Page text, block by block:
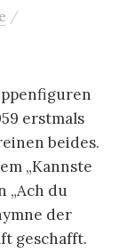
/
erstmals
beides.
„Kannste
„Ach du
der
geschafft.